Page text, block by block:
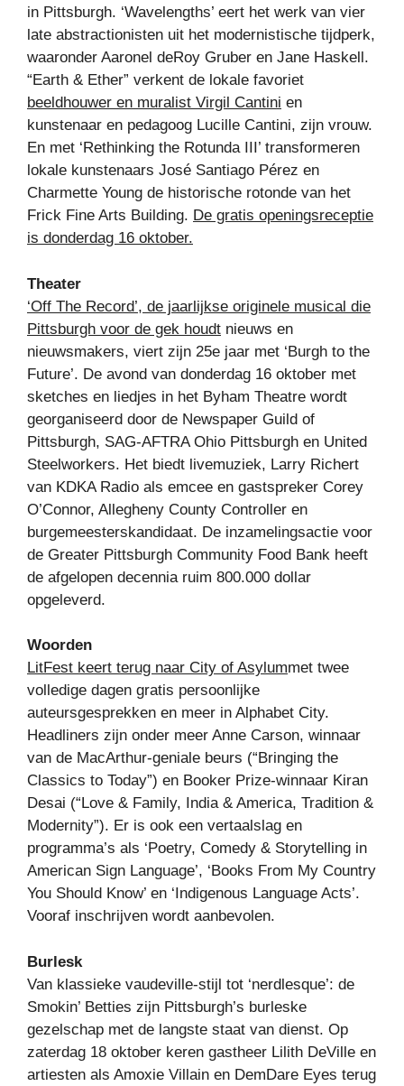
in Pittsburgh. ‘Wavelengths’ eert het werk van vier
late abstractionisten uit het modernistische tijdperk,
waaronder Aaronel deRoy Gruber en Jane Haskell.
“Earth & Ether” verkent de lokale favoriet
beeldhouwer en muralist Virgil Cantini en
kunstenaar en pedagoog Lucille Cantini, zijn vrouw.
En met ‘Rethinking the Rotunda III’ transformeren
lokale kunstenaars José Santiago Pérez en
Charmette Young de historische rotonde van het
Frick Fine Arts Building. De gratis openingsreceptie
is donderdag 16 oktober.
Theater
‘Off The Record’, de jaarlijkse originele musical die
Pittsburgh voor de gek houdt nieuws en
nieuwsmakers, viert zijn 25e jaar met ‘Burgh to the
Future’. De avond van donderdag 16 oktober met
sketches en liedjes in het Byham Theatre wordt
georganiseerd door de Newspaper Guild of
Pittsburgh, SAG-AFTRA Ohio Pittsburgh en United
Steelworkers. Het biedt livemuziek, Larry Richert
van KDKA Radio als emcee en gastspreker Corey
O’Connor, Allegheny County Controller en
burgemeesterskandidaat. De inzamelingsactie voor
de Greater Pittsburgh Community Food Bank heeft
de afgelopen decennia ruim 800.000 dollar
opgeleverd.
Woorden
LitFest keert terug naar City of Asylummet twee
volledige dagen gratis persoonlijke
auteursgesprekken en meer in Alphabet City.
Headliners zijn onder meer Anne Carson, winnaar
van de MacArthur-geniale beurs (“Bringing the
Classics to Today”) en Booker Prize-winnaar Kiran
Desai (“Love & Family, India & America, Tradition &
Modernity”). Er is ook een vertaalslag en
programma’s als ‘Poetry, Comedy & Storytelling in
American Sign Language’, ‘Books From My Country
You Should Know’ en ‘Indigenous Language Acts’.
Vooraf inschrijven wordt aanbevolen.
Burlesk
Van klassieke vaudeville-stijl tot ‘nerdlesque’: de
Smokin’ Betties zijn Pittsburgh’s burleske
gezelschap met de langste staat van dienst. Op
zaterdag 18 oktober keren gastheer Lilith DeVille en
artiesten als Amoxie Villain en DemDare Eyes terug